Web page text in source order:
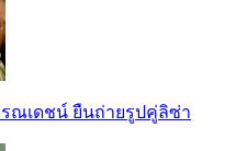
ณเดชน์ ยืนถ่ายรูปคู่ลิซ่า